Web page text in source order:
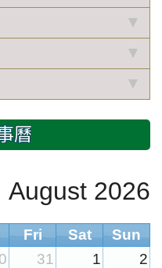
曆
August 2026
Fri Sat
Sun
31 1 2